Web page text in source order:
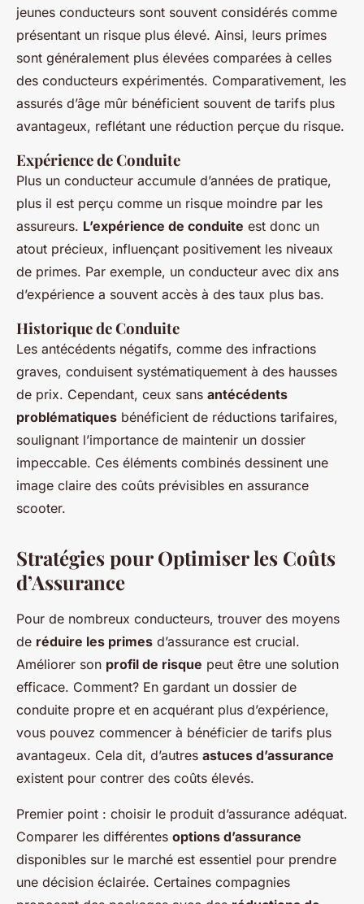
jeunes conducteurs sont souvent considérés comme
présentant un risque plus élevé. Ainsi, leurs primes
sont généralement plus élevées comparées à celles
des conducteurs expérimentés. Comparativement, les
assurés d’âge mûr bénéficient souvent de tarifs plus
avantageux, reflétant une réduction perçue du risque.
Expérience de Conduite
Plus un conducteur accumule d’années de pratique,
plus il est perçu comme un risque moindre par les
assureurs. L’expérience de conduite est donc un
atout précieux, influençant positivement les niveaux
de primes. Par exemple, un conducteur avec dix ans
d’expérience a souvent accès à des taux plus bas.
Historique de Conduite
Les antécédents négatifs, comme des infractions
graves, conduisent systématiquement à des hausses
de prix. Cependant, ceux sans antécédents
problématiques bénéficient de réductions tarifaires,
soulignant l’importance de maintenir un dossier
impeccable. Ces éléments combinés dessinent une
image claire des coûts prévisibles en assurance
scooter.
Stratégies pour Optimiser les Coûts
d’Assurance
Pour de nombreux conducteurs, trouver des moyens
de réduire les primes d’assurance est crucial.
Améliorer son profil de risque peut être une solution
efficace. Comment? En gardant un dossier de
conduite propre et en acquérant plus d’expérience,
vous pouvez commencer à bénéficier de tarifs plus
avantageux. Cela dit, d’autres astuces d’assurance
existent pour contrer des coûts élevés.
Premier point : choisir le produit d’assurance adéquat.
Comparer les différentes options d’assurance
disponibles sur le marché est essentiel pour prendre
une décision éclairée. Certaines compagnies